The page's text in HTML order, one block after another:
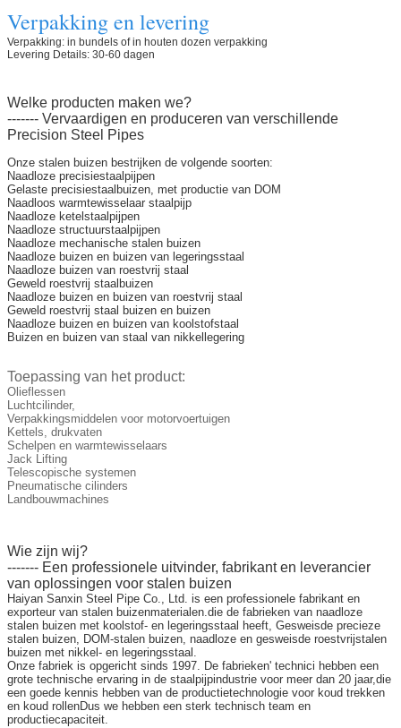
Verpakking en levering
Verpakking: in bundels of in houten dozen verpakking
Levering Details: 30-60 dagen
Welke producten maken we?
------- Vervaardigen en produceren van verschillende
Precision Steel Pipes
Onze stalen buizen bestrijken de volgende soorten:
Naadloze precisiestaalpijpen
Gelaste precisiestaalbuizen, met productie van DOM
Naadloos warmtewisselaar staalpijp
Naadloze ketelstaalpijpen
Naadloze structuurstaalpijpen
Naadloze mechanische stalen buizen
Naadloze buizen en buizen van legeringsstaal
Naadloze buizen van roestvrij staal
Geweld roestvrij staalbuizen
Naadloze buizen en buizen van roestvrij staal
Geweld roestvrij staal buizen en buizen
Naadloze buizen en buizen van koolstofstaal
Buizen en buizen van staal van nikkellegering
Toepassing van het product:
Olieflessen
Luchtcilinder,
Verpakkingsmiddelen voor motorvoertuigen
Kettels, drukvaten
Schelpen en warmtewisselaars
Jack Lifting
Telescopische systemen
Pneumatische cilinders
Landbouwmachines
Wie zijn wij?
------- Een professionele uitvinder, fabrikant en leverancier
van oplossingen voor stalen buizen
Haiyan Sanxin Steel Pipe Co., Ltd. is een professionele fabrikant en
exporteur van stalen buizenmaterialen.die de fabrieken van naadloze
stalen buizen met koolstof- en legeringsstaal heeft, Gesweisde precieze
stalen buizen, DOM-stalen buizen, naadloze en gesweisde roestvrijstalen
buizen met nikkel- en legeringsstaal.
Onze fabriek is opgericht sinds 1997. De fabrieken' technici hebben een
grote technische ervaring in de staalpijpindustrie voor meer dan 20 jaar,die
een goede kennis hebben van de productietechnologie voor koud trekken
en koud rollenDus we hebben een sterk technisch team en
productiecapaciteit.